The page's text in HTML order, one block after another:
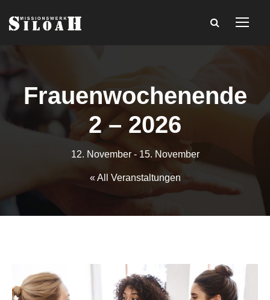
Frauenwochenende
2 – 2026
12. November- 15. November
« All Veranstaltungen